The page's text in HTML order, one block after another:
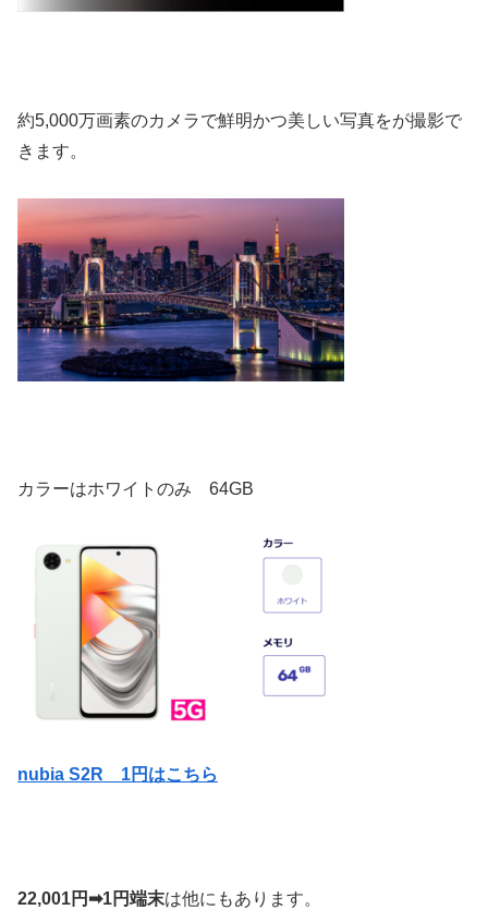
約5,000万画素のカメラで鮮明かつ美しい写真をが撮影で
きます。
カラーはホワイトのみ 64GB
nubia S2R 1円はこちら
22,001円➡1円端末は他にもあります。